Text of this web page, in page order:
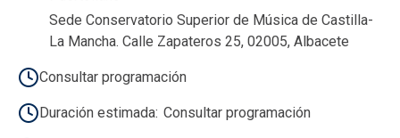
Sede Conservatorio Superior de Música de Castilla-
La Mancha. Calle Zapateros 25, 02005, Albacete
Consultar programación
Duración estimada Consultar programación